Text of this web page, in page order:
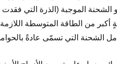
الشحنة الموجبة (الذرة التي
أكبر من الطاقة المتوسطة